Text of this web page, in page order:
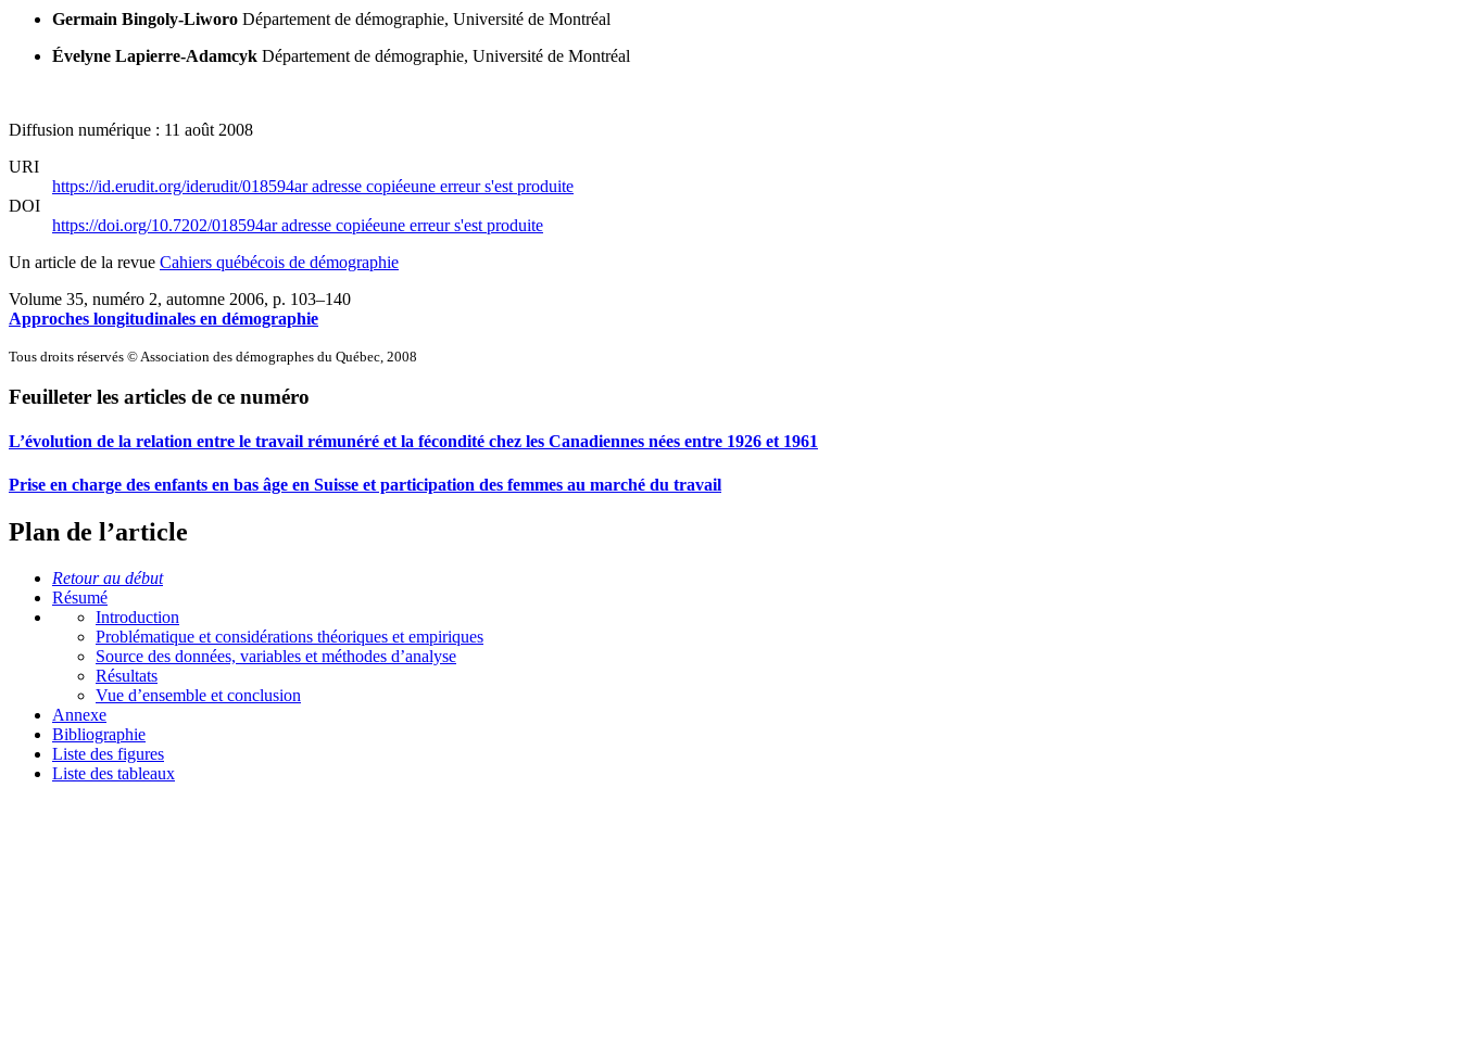
Germain Bingoly-Liworo Département de démographie, Université de Montréal
Évelyne Lapierre-Adamcyk Département de démographie, Université de Montréal
Diffusion numérique : 11 août 2008
URI
https://id.erudit.org/iderudit/018594aradresse copiéeune erreur s'est produite
DOI
https://doi.org/10.7202/018594aradresse copiéeune erreur s'est produite
Un article de la revue Cahiers québécois de démographie
Volume 35, numéro 2, automne 2006, p. 103–140
Approches longitudinales en démographie
Tous droits réservés © Association des démographes du Québec, 2008
Feuilleter les articles de ce numéro
L’évolution de la relation entre le travail rémunéré et la fécondité chez les Canadiennes nées entre 1926 et 1961
Prise en charge des enfants en bas âge en Suisse et participation des femmes au marché du travail
Plan de l’article
Retour au début
Résumé
Introduction
Problématique et considérations théoriques et empiriques
Source des données, variables et méthodes d’analyse
Résultats
Vue d’ensemble et conclusion
Annexe
Bibliographie
Liste des figures
Liste des tableaux